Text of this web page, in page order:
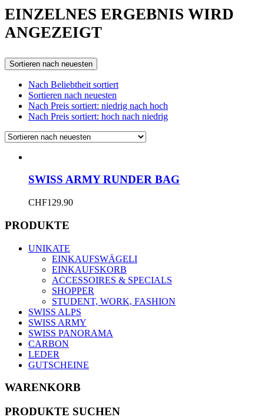
EINZELNES ERGEBNIS WIRD
ANGEZEIGT
Sortieren nach neuesten
Nach Beliebtheit sortiert
Sortieren nach neuesten
Nach Preis sortiert: niedrig nach hoch
Nach Preis sortiert: hoch nach niedrig
SWISS ARMY RUNDER BAG
CHF129.90
PRODUKTE
UNIKATE
EINKAUFSWÄGELI
EINKAUFSKORB
ACCESSOIRES & SPECIALS
SHOPPER
STUDENT, WORK, FASHION
SWISS ALPS
SWISS ARMY
SWISS PANORAMA
CARBON
LEDER
GUTSCHEINE
WARENKORB
PRODUKTE SUCHEN